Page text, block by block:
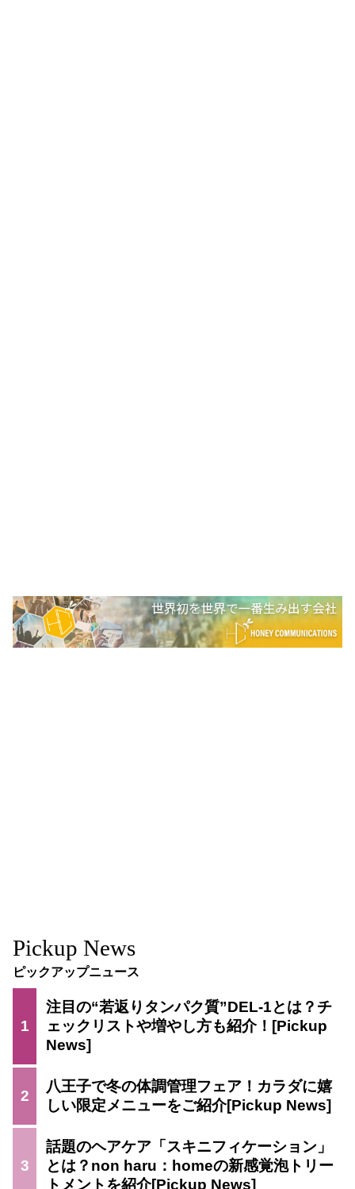
Pickup News
ピックアップニュース
1
注目の“若返りタンパク質”DEL-1とは？チ
ェックリストや増やし方も紹介！
2
八王子で冬の体調管理フェア！カラダに嬉
しい限定メニューをご紹介
3
話題のヘアケア「スキニフィケーション」
とは？non haru：homeの新感覚泡トリー
トメントを紹介